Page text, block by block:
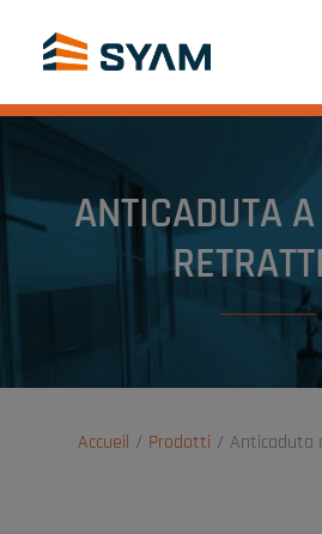
CONTATTI
ACCEDIANTICADUTA
Accueil Prodotti Anticaduta